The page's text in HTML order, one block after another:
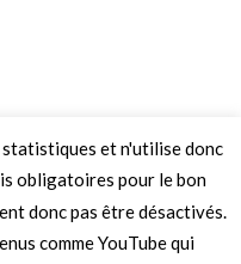
statistiques et n'utilise donc
obligatoires pour le bon
donc pas être désactivés.
comme YouTube qui